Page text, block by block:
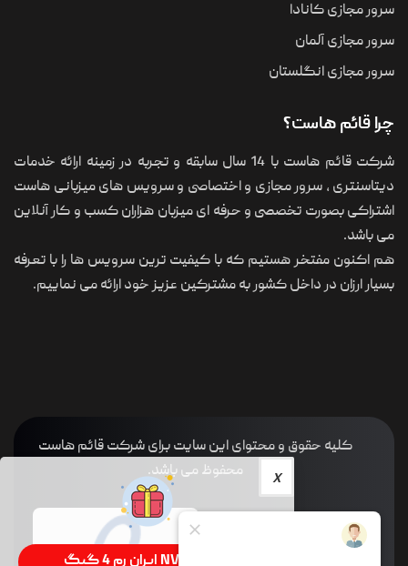
سرور مجازی کانادا
سرور مجازی آلمان
سرور مجازی انگلستان
چرا قائم هاست؟
شرکت قائم هاست با 14 سال سابقه و تجربه در زمینه ارائه خدمات
دیتاسنتری ، سرور مجازی و اختصاصی و سرویس های میزبانی هاست
اشتراکی بصورت تخصصی و حرفه ای میزبان هزاران کسب و کار آنلاین
می باشد.
هم اکنون مفتخر هستیم که با کیفیت ترین سرویس ها را با تعرفه
بسیار ارزان در داخل کشور به مشترکین عزیز خود ارائه می نماییم.
کلیه حقوق و محتوای این سایت برای شرکت قائم هاست
محفوظ می باشد.